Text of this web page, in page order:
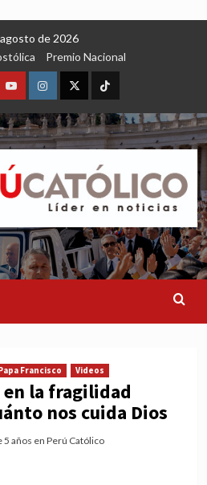
de 2026
Premio Nacional
YoutubeInstagram
X TikTok
Francisco Videos
en la fragilidad
nos cuida Dios
5 años en Perú Católico